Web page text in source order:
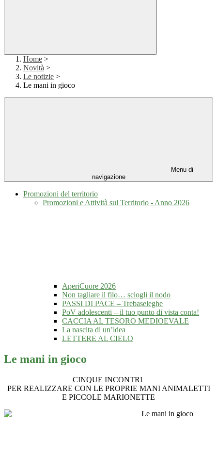
Home >
Novità >
Le notizie >
Le mani in gioco
Menu di
navigazione
Promozioni del territorio
Promozioni e Attività sul Territorio - Anno 2026
AperiCuore 2026
Non tagliare il filo… sciogli il nodo
PASSI DI PACE – Trebaseleghe
PoV adolescenti – il tuo punto di vista conta!
CACCIA AL TESORO MEDIOEVALE
La nascita di un’idea
LETTERE AL CIELO
Le mani in gioco
CINQUE INCONTRI
PER REALIZZARE CON LE PROPRIE MANI ANIMALETTI
E PICCOLE MARIONETTE